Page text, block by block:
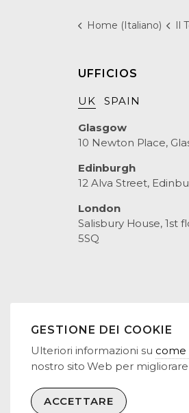
Home (Italiano) Il
UFFICIOS
UK SPAIN
Glasgow
10 Newton Place,
Edinburgh
12 Alva Street,
London
Salisbury House, 1st
5SQ
© 2026 RENEWCO POWER
MAPPA DEL SITO
GESTIONE DEI COOKIE
Ulteriori informazioni su come
nostro sito Web per
ACCETTARE